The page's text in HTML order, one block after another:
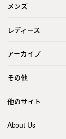
メンズ
レディース
アーカイブ
その他
他のサイト
About Us